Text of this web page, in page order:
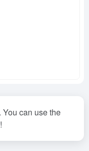
can use the